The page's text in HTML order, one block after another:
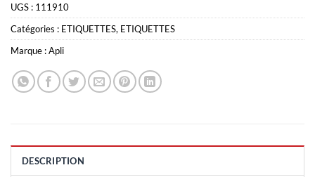
UGS : 111910
Catégories : ETIQUETTES, ETIQUETTES
Marque :Apli
DESCRIPTION